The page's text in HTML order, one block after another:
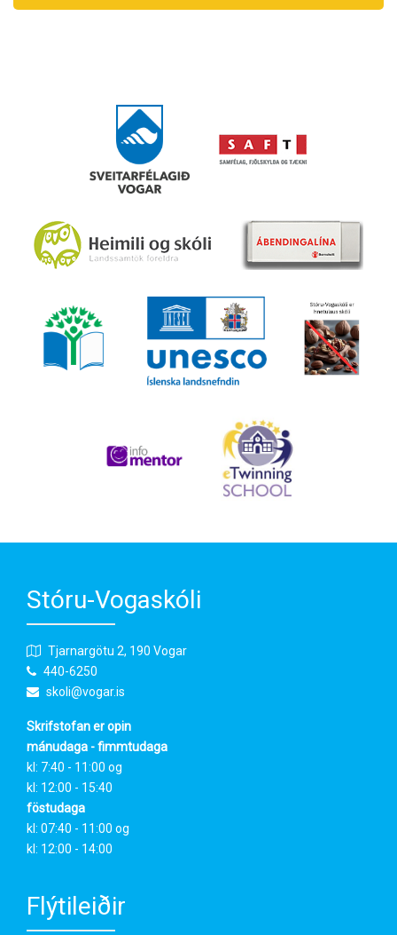
Stóru-Vogaskóli
Tjarnargötu 2, 190 Vogar
440-6250
skoli@vogar.is
Skrifstofan er opin
mánudaga - fimmtudaga
kl: 7:40 - 11:00 og
kl: 12:00 - 15:40
föstudaga
kl: 07:40 - 11:00 og
kl: 12:00 - 14:00
Flýtileiðir